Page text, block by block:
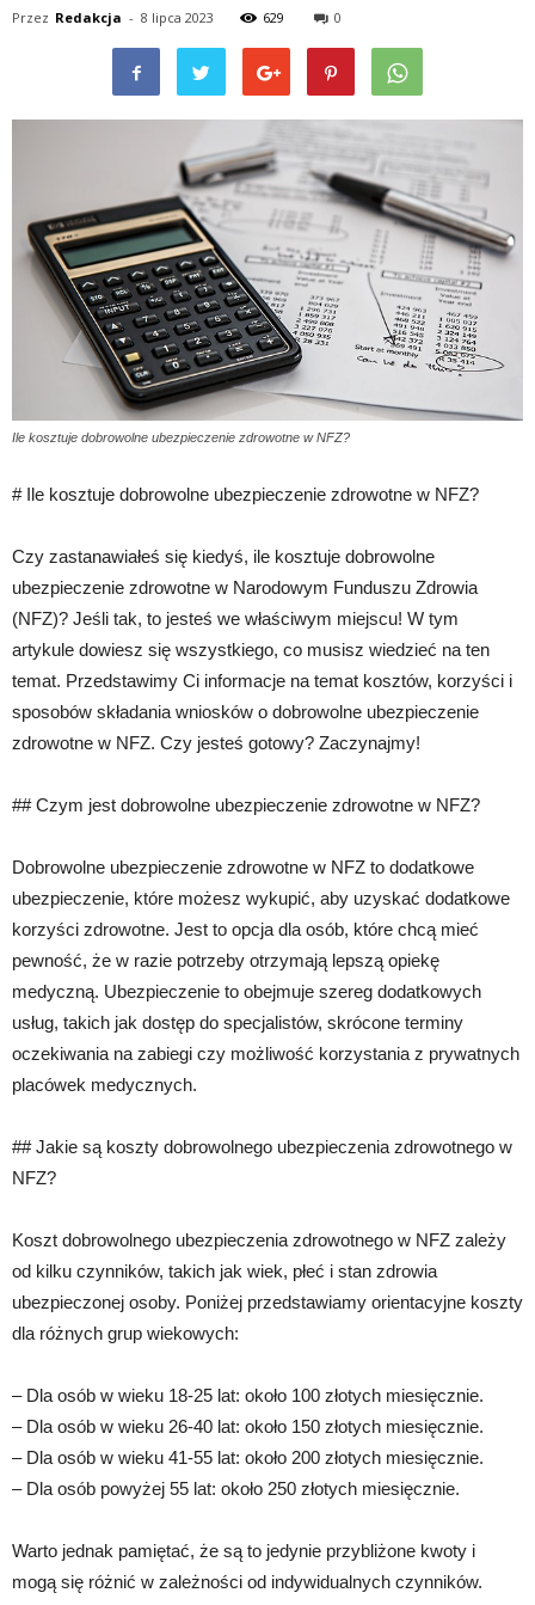
Przez Redakcja - 8 lipca 2023 629 0
Ile kosztuje dobrowolne ubezpieczenie zdrowotne w NFZ?
# Ile kosztuje dobrowolne ubezpieczenie zdrowotne w NFZ?
Czy zastanawiałeś się kiedyś, ile kosztuje dobrowolne
ubezpieczenie zdrowotne w Narodowym Funduszu Zdrowia
(NFZ)? Jeśli tak, to jesteś we właściwym miejscu! W tym
artykule dowiesz się wszystkiego, co musisz wiedzieć na ten
temat. Przedstawimy Ci informacje na temat kosztów, korzyści i
sposobów składania wniosków o dobrowolne ubezpieczenie
zdrowotne w NFZ. Czy jesteś gotowy? Zaczynajmy!
## Czym jest dobrowolne ubezpieczenie zdrowotne w NFZ?
Dobrowolne ubezpieczenie zdrowotne w NFZ to dodatkowe
ubezpieczenie, które możesz wykupić, aby uzyskać dodatkowe
korzyści zdrowotne. Jest to opcja dla osób, które chcą mieć
pewność, że w razie potrzeby otrzymają lepszą opiekę
medyczną. Ubezpieczenie to obejmuje szereg dodatkowych
usług, takich jak dostęp do specjalistów, skrócone terminy
oczekiwania na zabiegi czy możliwość korzystania z prywatnych
placówek medycznych.
## Jakie są koszty dobrowolnego ubezpieczenia zdrowotnego w
NFZ?
Koszt dobrowolnego ubezpieczenia zdrowotnego w NFZ zależy
od kilku czynników, takich jak wiek, płeć i stan zdrowia
ubezpieczonej osoby. Poniżej przedstawiamy orientacyjne koszty
dla różnych grup wiekowych:
– Dla osób w wieku 18-25 lat: około 100 złotych miesięcznie.
– Dla osób w wieku 26-40 lat: około 150 złotych miesięcznie.
– Dla osób w wieku 41-55 lat: około 200 złotych miesięcznie.
– Dla osób powyżej 55 lat: około 250 złotych miesięcznie.
Warto jednak pamiętać, że są to jedynie przybliżone kwoty i
mogą się różnić w zależności od indywidualnych czynników.